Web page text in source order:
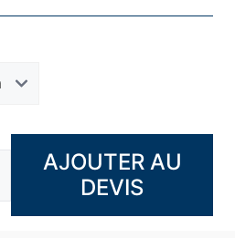
AJOUTER AU
DEVIS